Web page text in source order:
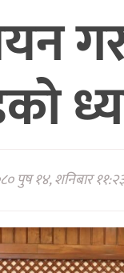
पुष १४, शनिबार